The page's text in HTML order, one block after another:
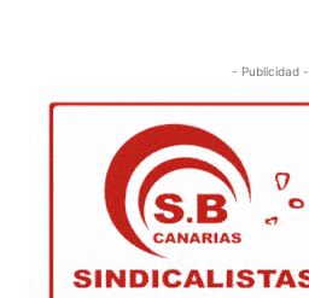
- Publicidad -